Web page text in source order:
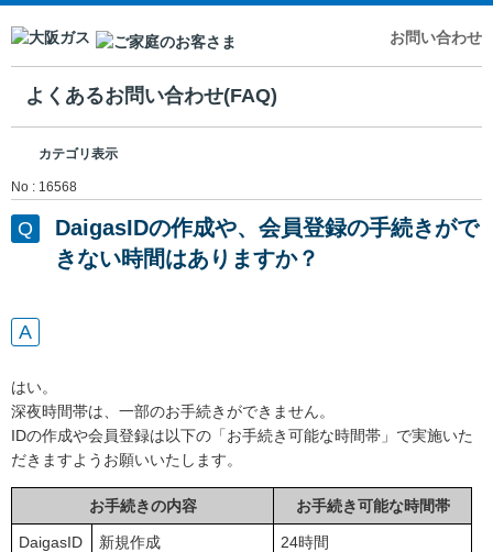
お問い合わせ
よくあるお問い合わせ(FAQ)
カテゴリ表示
No : 16568
DaigasIDの作成や、会員登録の手続きがで
きない時間はありますか？
はい。
深夜時間帯は、一部のお手続きができません。
IDの作成や会員登録は以下の「お手続き可能な時間帯」で実施いた
だきますようお願いいたします。
お手続きの内容 お手続き可能な時間帯
DaigasID 新規作成 24時間